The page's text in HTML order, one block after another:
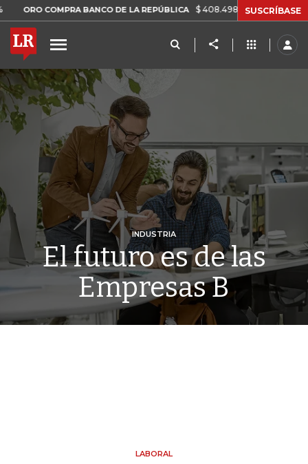
COMPRA BANCO DE LA REPÚBLICA $ 408.498,97 +$ 8.753,81 +2,19%
SUSCRÍBASE
INDUSTRIA
El futuro es de las
Empresas B
LABORAL